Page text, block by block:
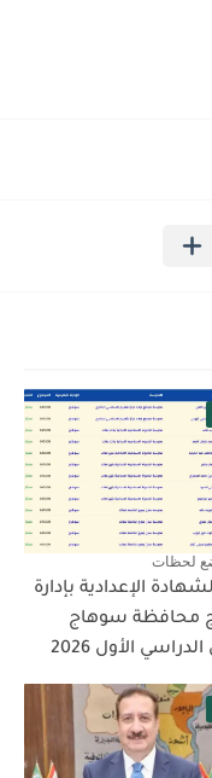
لحظات
الإعدادية بإدارة
محافظة سوهاج
الأول 2026